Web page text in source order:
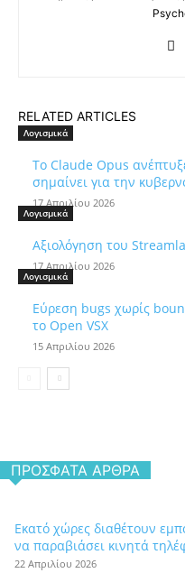
RELATED ARTICLES
Λογισμικά
Το Claude Opus
σημαίνει για την
17 Απριλίου 2026
Λογισμικά
Αξιολόγηση του
17 Απριλίου 2026
Λογισμικά
Εύρεση bugs χωρίς
το Open VSX
15 Απριλίου 2026
ΠΡΌΣΦΑΤΑ ΆΡΘΡΑ
Εκατό χώρες διαθέτουν
να παραβιάσει κινητά
22 Απριλίου 2026